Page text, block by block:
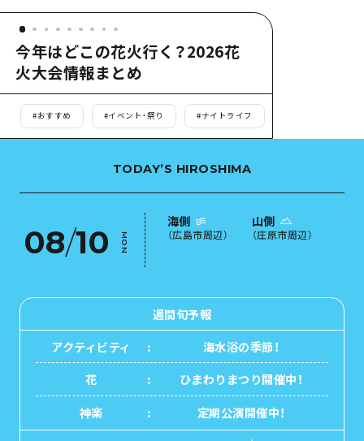
ナイトライフ
世界遺産
学び・体験
定番
歴史・文化
癒し
自然
備後
備北
芸北
宮島周辺
山口県東部
弾丸
日帰り
半日
2泊3日
芸北
宮島周辺
山口県東部
愛媛県
アクセス
二次交通まとめ
施設の混雑状況のお知らせ
お得な周遊チケット
手荷物預かり・配送サービス
HIROSHIMA FREE Wi-Fi
観光案内所
広島県を訪れる外国人旅行者向け情報一
ボランティアガイド
ユニバーサルツーリズム
ガイドブック
広島県の魅力を動画でご紹介！
HOME
新着情報
お問い合わせ
TODAY’S HIROSHIMA
08/10 MON
海側
（広島市周辺）
山側
（庄原市周辺）
週間旬予報
アクティビティ
海水浴の季節！
花
ひまわりまつり開催中！
神楽
定期公演開催中！
今年はどこの花火行く？2026花
火大会情報まとめ
#おすすめ #イベント・祭り #ナイトライフ